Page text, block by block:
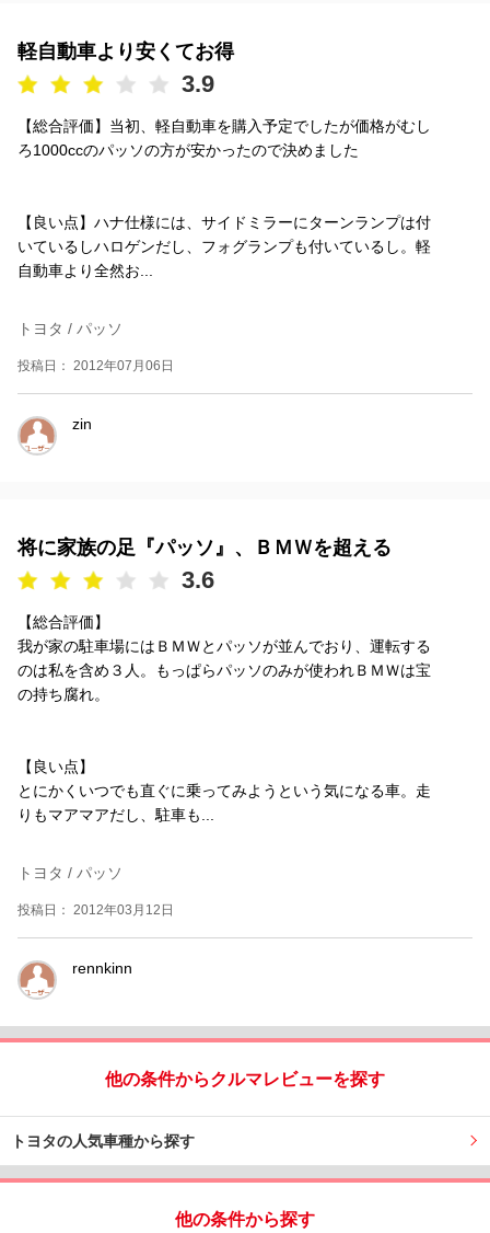
軽自動車より安くてお得
3.9
【総合評価】当初、軽自動車を購入予定でしたが価格がむし
ろ1000ccのパッソの方が安かったので決めました
【良い点】ハナ仕様には、サイドミラーにターンランプは付
いているしハロゲンだし、フォグランプも付いているし。軽
自動車より全然お...
トヨタ / パッソ
投稿日： 2012年07月06日
zin
将に家族の足『パッソ』、ＢＭＷを超える
3.6
【総合評価】
我が家の駐車場にはＢＭＷとパッソが並んでおり、運転する
のは私を含め３人。もっぱらパッソのみが使われＢＭＷは宝
の持ち腐れ。
【良い点】
とにかくいつでも直ぐに乗ってみようという気になる車。走
りもマアマアだし、駐車も...
トヨタ / パッソ
投稿日： 2012年03月12日
rennkinn
他の条件からクルマレビューを探す
トヨタの人気車種から探す
他の条件から探す